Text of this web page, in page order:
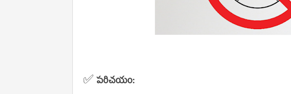
✅పరిచయం: